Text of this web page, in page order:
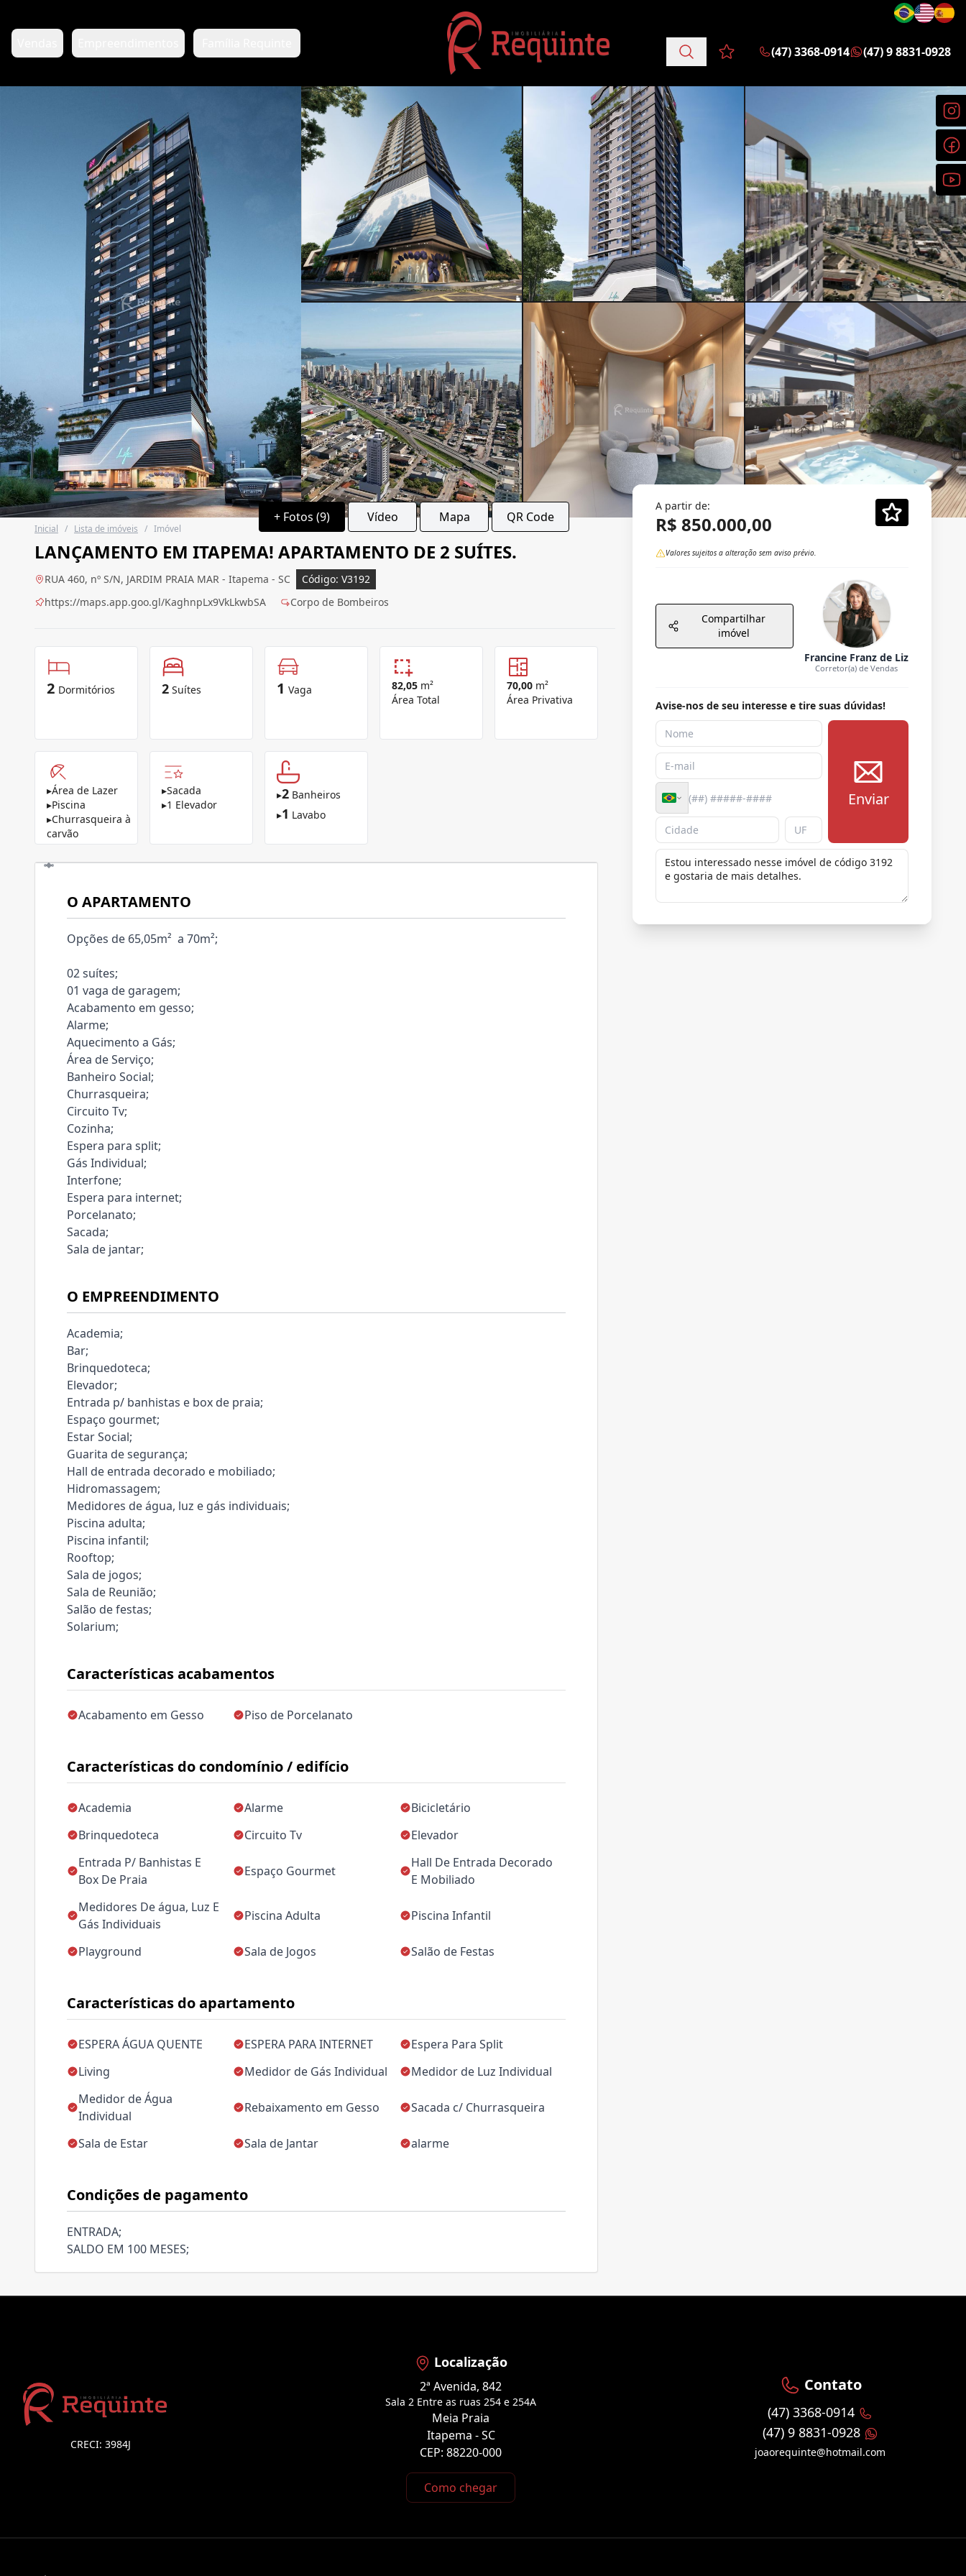
Favoritos (0 itens)
(47) 3368-0914 (47) 9 8831-0928
+ Fotos (9) Vídeo Mapa QR Code
Inicial / Lista de imóveis / Imóvel
LANÇAMENTO EM ITAPEMA! APARTAMENTO DE 2 SUÍTES.
RUA 460, nº S/N, JARDIM PRAIA MAR - Itapema - SC
Código: V3192
https://maps.app.goo.gl/KaghnpLx9VkLkwbSA
Corpo de Bombeiros
2 Dormitórios 2 Suítes 1 Vaga 82,05 m²
Área Total
70,00 m²
Área Privativa
▸Área de Lazer
▸Piscina
▸Churrasqueira à
carvão
▸Sacada
▸1 Elevador
▸2 Banheiros
▸1 Lavabo
Características acabamentos
Acabamento em Gesso Piso de Porcelanato
Características do condomínio / edifício
Academia Alarme
Bicicletário
Brinquedoteca
Circuito Tv
Elevador
Entrada P/ Banhistas E
Box De Praia
Espaço Gourmet
Hall De Entrada Decorado
E Mobiliado
Medidores De água, Luz E
Gás Individuais
Piscina Adulta Piscina Infantil
Playground Sala de Jogos Salão de Festas
Características do apartamento
ESPERA ÁGUA QUENTE ESPERA PARA INTERNET
Espera Para Split
Living
Medidor de Gás Individual
Medidor de Luz Individual
Medidor de Água
Individual
Rebaixamento em Gesso Sacada c/ Churrasqueira
Sala de Estar Sala de Jantar alarme
O APARTAMENTO
Opções de 65,05m² a 70m²;
02 suítes;
01 vaga de garagem;
Acabamento em gesso;
Alarme;
Aquecimento a Gás;
Área de Serviço;
Banheiro Social;
Churrasqueira;
Circuito Tv;
Cozinha;
Espera para split;
Gás Individual;
Interfone;
Espera para internet;
Porcelanato;
Sacada;
Sala de jantar;
O EMPREENDIMENTO
Academia;
Bar;
Brinquedoteca;
Elevador;
Entrada p/ banhistas e box de praia;
Espaço gourmet;
Estar Social;
Guarita de segurança;
Hall de entrada decorado e mobiliado;
Hidromassagem;
Medidores de água, luz e gás individuais;
Piscina adulta;
Piscina infantil;
Rooftop;
Sala de jogos;
Sala de Reunião;
Salão de festas;
Solarium;
Condições de pagamento
ENTRADA;
SALDO EM 100 MESES;
A partir de:
R$ 850.000,00
Valores sujeitos a alteração sem aviso prévio.
Compartilhar
imóvel
Francine Franz de Liz
Corretor(a) de Vendas
Avise-nos de seu interesse e tire suas dúvidas!
Enviar
CRECI: 3984J
Localização
2ª Avenida, 842
Sala 2 Entre as ruas 254 e 254A
Meia Praia
Itapema - SC
CEP: 88220-000
Como chegar
Contato
(47) 3368-0914
(47) 9 8831-0928
joaorequinte@hotmail.com